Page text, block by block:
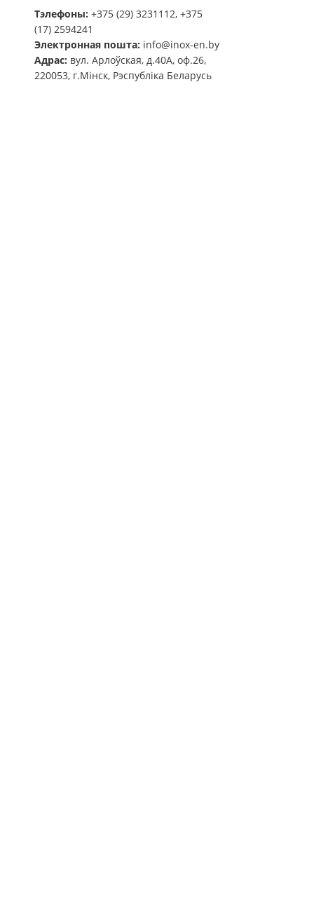
Тэлефоны: +375 (29) 3231112, +375
(17) 2594241
Электронная пошта: info@inox-en.by
Адрас: вул. Арлоўская, д.40А, оф.26,
220053, г.Мінск, Рэспубліка Беларусь